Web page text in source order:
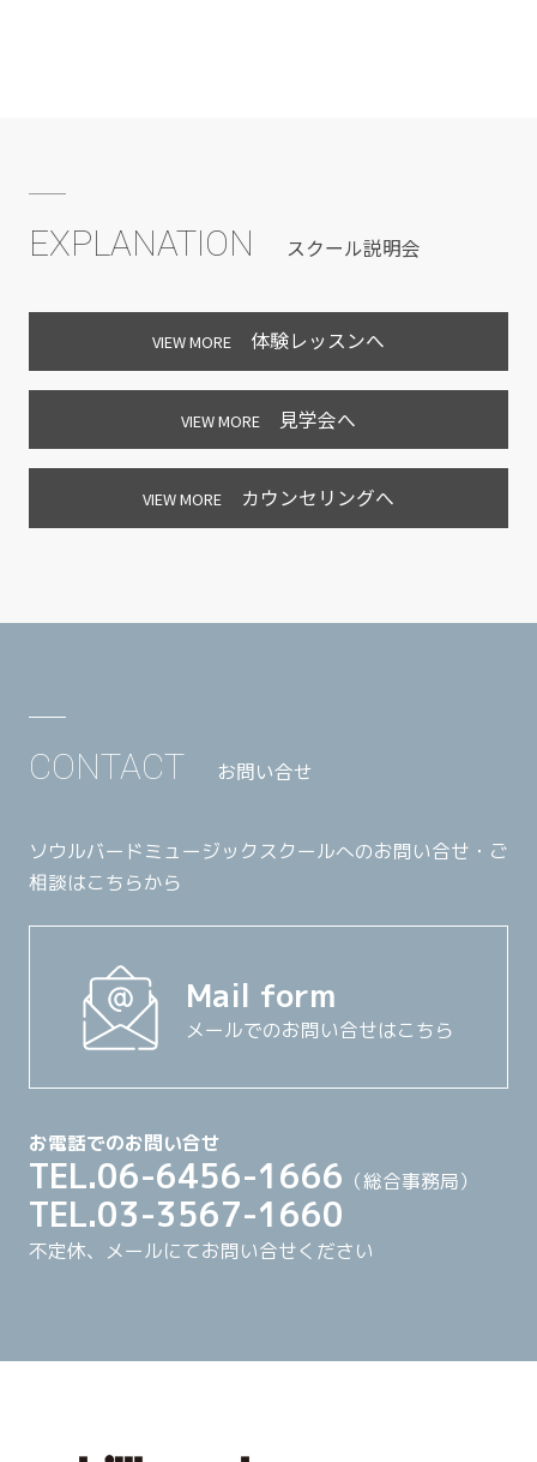
EXPLANATION スクール説明会
VIEW MORE 体験レッスンへ
VIEW MORE 見学会へ
VIEW MORE カウンセリングへ
CONTACT お問い合せ
ソウルバードミュージックスクールへのお問い合せ・ご
相談はこちらから
Mail form
メールでのお問い合せはこちら
お電話でのお問い合せ
TEL.06-6456-1666 （総合事務局）
TEL.03-3567-1660
不定休、メールにてお問い合せください